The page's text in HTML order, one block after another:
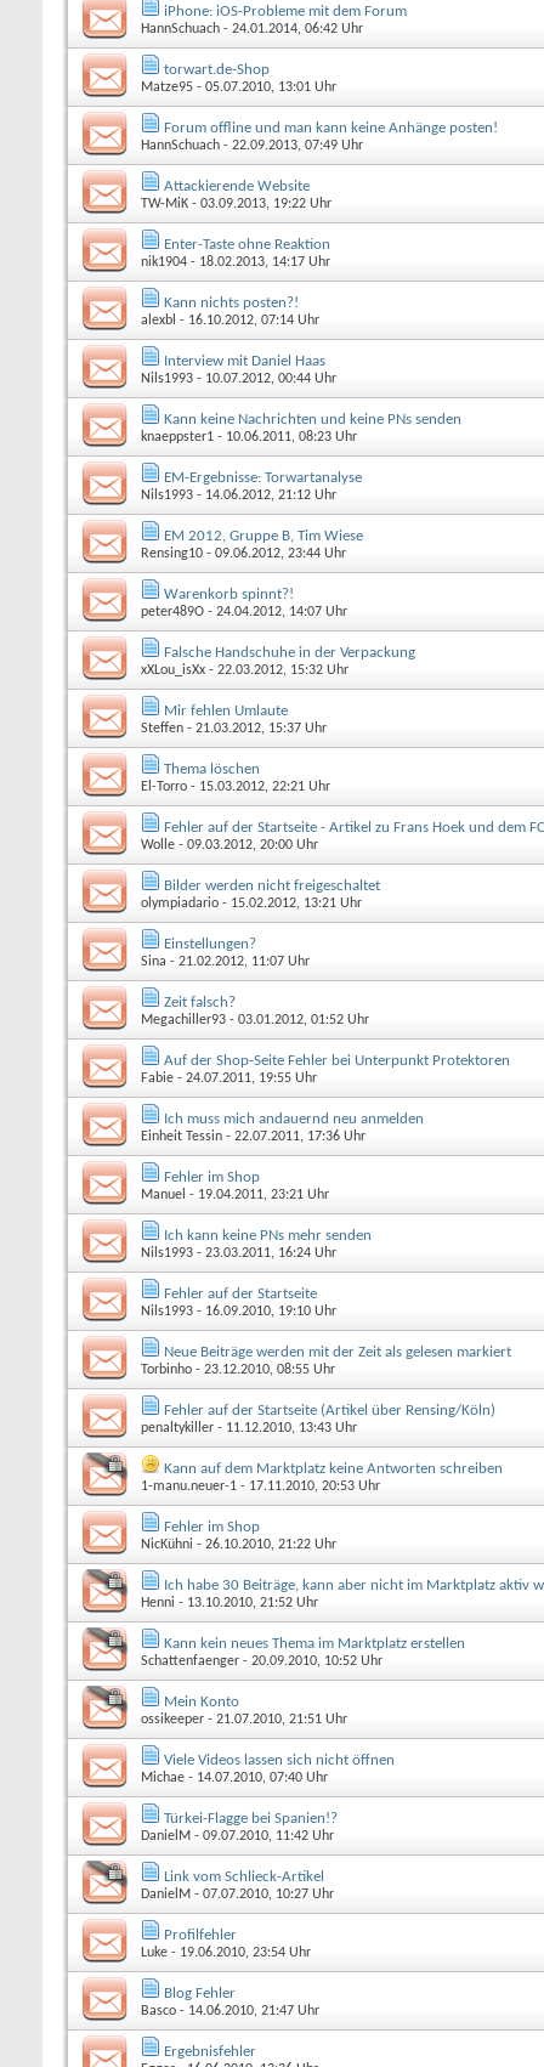
iPhone: iOS-Probleme mit dem Forum
HannSchuach - 24.01.2014, 06:42 Uhr
torwart.de-Shop
Matze95 - 05.07.2010, 13:01 Uhr
Forum offline und man kann keine Anhänge posten!
HannSchuach - 22.09.2013, 07:49 Uhr
Attackierende Website
TW-MiK - 03.09.2013, 19:22 Uhr
Enter-Taste ohne Reaktion
nik1904 - 18.02.2013, 14:17 Uhr
Kann nichts posten?!
alexbl - 16.10.2012, 07:14 Uhr
Interview mit Daniel Haas
Nils1993 - 10.07.2012, 00:44 Uhr
Kann keine Nachrichten und keine PNs senden
knaeppster1 - 10.06.2011, 08:23 Uhr
EM-Ergebnisse: Torwartanalyse
Nils1993 - 14.06.2012, 21:12 Uhr
EM 2012, Gruppe B, Tim Wiese
Rensing10 - 09.06.2012, 23:44 Uhr
Warenkorb spinnt?!
peter489O - 24.04.2012, 14:07 Uhr
Falsche Handschuhe in der Verpackung
xXLou_isXx - 22.03.2012, 15:32 Uhr
Mir fehlen Umlaute
Steffen - 21.03.2012, 15:37 Uhr
Thema löschen
El-Torro - 15.03.2012, 22:21 Uhr
Fehler auf der Startseite - Artikel zu Frans Hoek und dem
Wolle - 09.03.2012, 20:00 Uhr
Bilder werden nicht freigeschaltet
olympiadario - 15.02.2012, 13:21 Uhr
Einstellungen?
Sina - 21.02.2012, 11:07 Uhr
Zeit falsch?
Megachiller93 - 03.01.2012, 01:52 Uhr
Auf der Shop-Seite Fehler bei Unterpunkt Protektoren
Fabie - 24.07.2011, 19:55 Uhr
Ich muss mich andauernd neu anmelden
Einheit Tessin - 22.07.2011, 17:36 Uhr
Fehler im Shop
Manuel - 19.04.2011, 23:21 Uhr
Ich kann keine PNs mehr senden
Nils1993 - 23.03.2011, 16:24 Uhr
Fehler auf der Startseite
Nils1993 - 16.09.2010, 19:10 Uhr
Neue Beiträge werden mit der Zeit als gelesen markiert
Torbinho - 23.12.2010, 08:55 Uhr
Fehler auf der Startseite (Artikel über Rensing/Köln)
penaltykiller - 11.12.2010, 13:43 Uhr
Kann auf dem Marktplatz keine Antworten schreiben
1-manu.neuer-1 - 17.11.2010, 20:53 Uhr
Fehler im Shop
NicKühni - 26.10.2010, 21:22 Uhr
Ich habe 30 Beiträge, kann aber nicht im Marktplatz aktiv
Henni - 13.10.2010, 21:52 Uhr
Kann kein neues Thema im Marktplatz erstellen
Schattenfaenger - 20.09.2010, 10:52 Uhr
Mein Konto
ossikeeper - 21.07.2010, 21:51 Uhr
Viele Videos lassen sich nicht öffnen
Michae - 14.07.2010, 07:40 Uhr
Türkei-Flagge bei Spanien!?
DanielM - 09.07.2010, 11:42 Uhr
Link vom Schlieck-Artikel
DanielM - 07.07.2010, 10:27 Uhr
Profilfehler
Luke - 19.06.2010, 23:54 Uhr
Blog Fehler
Basco - 14.06.2010, 21:47 Uhr
Ergebnisfehler